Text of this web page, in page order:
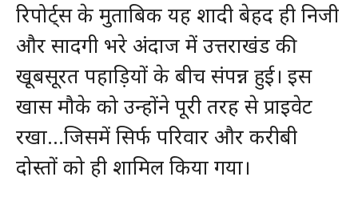
रिपोर्ट्स के मुताबिक यह शादी बेहद ही निजी
और सादगी भरे अंदाज में उत्तराखंड की
खूबसूरत पहाड़ियों के बीच संपन्न हुई। इस
खास मौके को उन्होंने पूरी तरह से प्राइवेट
रखा…जिसमें सिर्फ परिवार और करीबी
दोस्तों को ही शामिल किया गया।